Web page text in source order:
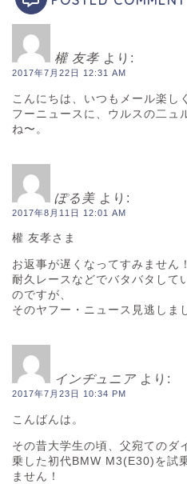
權 友孝 より:
2017年7月22日 12:31 AM
こんにちは、いつもメール楽し
フーニュースに、ウルスの二ュ
ね〜。
ぽる美 より:
2017年8月11日 12:01 AM
權 友孝さま
お返事が遅くなってすみません！
耐久レースなどでバタバタして
のですが、
そのヤフー・ニュース見逃しま
インヂュニア より:
2017年7月23日 10:34 PM
こんばんは。
その昔大学生の頃、父宛てのダ
乗した初代BMW M3(E30)を試
ません！